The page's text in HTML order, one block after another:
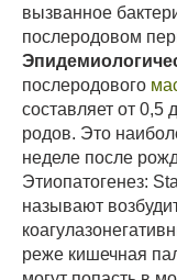
вызванное
послеродовом
послеродового
составляет от
родов. Это
неделе после
Этиопатогенез:
называют
реже кишечная